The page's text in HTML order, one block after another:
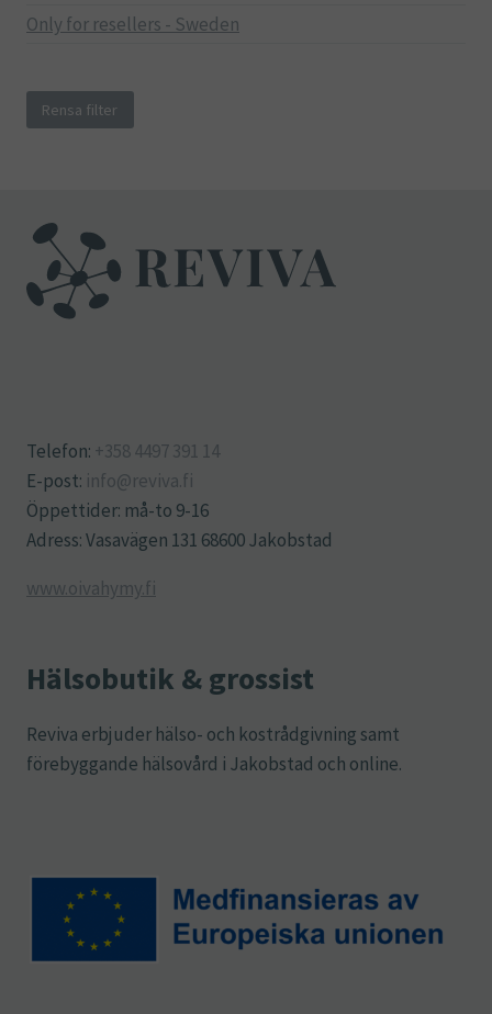
Only for resellers - Sweden
Rensa filter
Telefon: +358 4497 391 14
E-post: info@reviva.fi
Öppettider: må-to 9-16
Adress: Vasavägen 131 68600 Jakobstad
www.oivahymy.fi
Hälsobutik & grossist
Reviva erbjuder hälso- och kostrådgivning samt
förebyggande hälsovård i Jakobstad och online.